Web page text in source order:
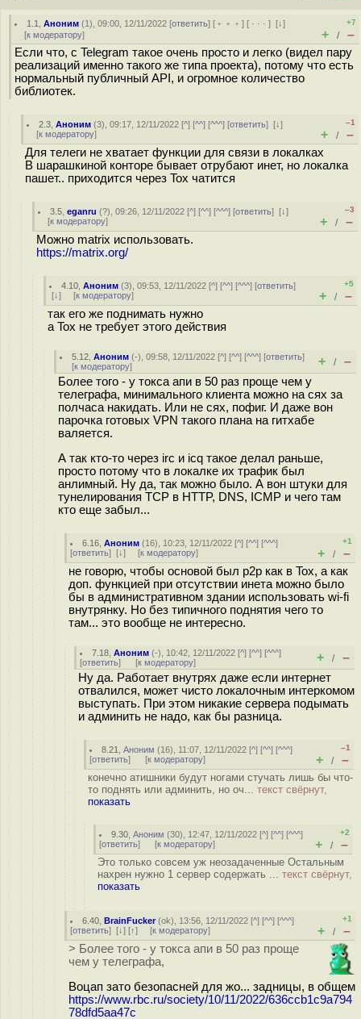
1.1 ,Аноним (1), 09:00, 12/11/2022 [ответить] [ ﹢﹢﹢] [ · · ·][↓]
[к модератору]
+7
+ / –
Если что, с Telegram такое очень просто и легко (видел пару
реализаций именно такого же типа проекта), потому что есть
нормальный публичный API, и огромное количество
библиотек.
2.3 ,Аноним (3), 09:17, 12/11/2022 [^] [^^] [^^^] [ответить][↓]
[к модератору]
–1
+ / –
Для телеги не хватает функции для связи в локалках
В шарашкиной конторе бывает отрубают инет, но локалка
пашет.. приходится через Tox чатится
3.5 ,eganru (?), 09:26, 12/11/2022 [^] [^^] [^^^] [ответить][↓]
[к модератору]
–3
+ / –
Можно matrix использовать.
https://matrix.org/
4.10 ,Аноним (3), 09:53, 12/11/2022 [^] [^^] [^^^] [ответить]
[↓] [к модератору]
+5
+ / –
так его же поднимать нужно
а Tox не требует этого действия
5.12 ,Аноним (-), 09:58, 12/11/2022 [^] [^^] [^^^] [ответить]
[к модератору] + / –
Более того - у токса апи в 50 раз проще чем у
телеграфа, минимального клиента можно на сях за
полчаса накидать. Или не сях, пофиг. И даже вон
парочка готовых VPN такого плана на гитхабе
валяется.
А так кто-то через irc и icq такое делал раньше,
просто потому что в локалке их трафик был
анлимный. Ну да, так можно было. А вон штуки для
тунелирования TCP в HTTP, DNS, ICMP и чего там
кто еще забыл...
6.16 ,Аноним (16), 10:23, 12/11/2022 [^] [^^] [^^^]
[ответить] [↓] [к модератору]
+1
+ / –
не говорю, чтобы основой был p2p как в Tox, а как
доп. функцией при отсутствии инета можно было
бы в административном здании использовать wi-fi
внутрянку. Но без типичного поднятия чего то
там... это вообще не интересно.
7.18 ,Аноним (-), 10:42, 12/11/2022 [^] [^^] [^^^]
[ответить] [к модератору] + / –
Ну да. Работает внутрях даже если интернет
отвалился, может чисто локалочным интеркомом
выступать. При этом никакие сервера подымать
и админить не надо, как бы разница.
8.21 ,Аноним (16), 11:07, 12/11/2022 [^] [^^] [^^^]
[ответить] [к модератору]
–1
+ / –
конечно атишники будут ногами стучать лишь бы что-
то поднять или админить, но оч... текст свёрнут,
показать
9.30 ,Аноним (30), 12:47, 12/11/2022 [^] [^^] [^^^]
[ответить] [к модератору]
+2
+ / –
Это только совсем уж неозадаченные Остальным
нахрен нужно 1 сервер содержать ... текст свёрнут,
показать
6.40 ,BrainFucker(ok), 13:56, 12/11/2022 [^] [^^] [^^^]
[ответить] [↓] [↑] [к модератору]
+1
+ / –
> Более того - у токса апи в 50 раз проще
чем у телеграфа,
Воцап зато безопасней для жо... задницы, в общем
https://www.rbc.ru/society/10/11/2022/636ccb1c9a794
78dfd5aa47c